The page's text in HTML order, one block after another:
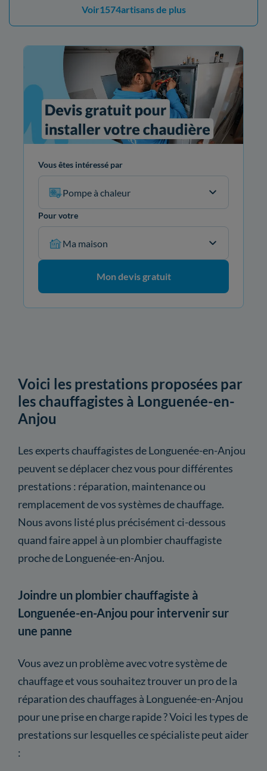
Voir1574artisans de plus
Vous êtes intéressé par
Pompe à chaleur
Pour votre
Ma maison
Mon devis gratuit
Voici les prestations proposées par
les chauffagistes à Longuenée-en-
Anjou
Les experts chauffagistes de Longuenée-en-Anjou
peuvent se déplacer chez vous pour différentes
prestations : réparation, maintenance ou
remplacement de vos systèmes de chauffage.
Nous avons listé plus précisément ci-dessous
quand faire appel à un plombier chauffagiste
proche de Longuenée-en-Anjou.
Joindre un plombier chauffagiste à
Longuenée-en-Anjou pour intervenir sur
une panne
Vous avez un problème avec votre système de
chauffage et vous souhaitez trouver un pro de la
réparation des chauffages à Longuenée-en-Anjou
pour une prise en charge rapide ? Voici les types de
prestations sur lesquelles ce spécialiste peut aider
: